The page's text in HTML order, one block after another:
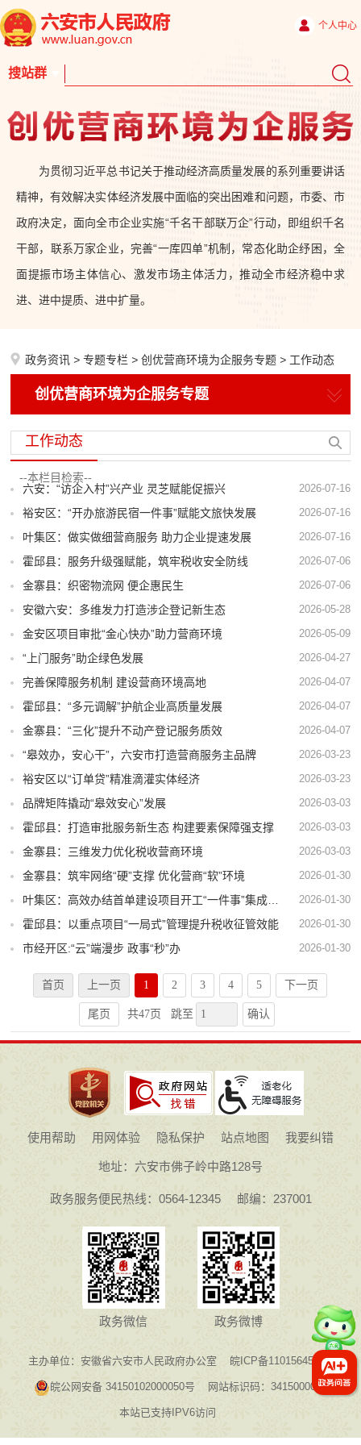
个人中心
为贯彻习近平总书记关于推动经济高质量发展的系列重要讲话
精神，有效解决实体经济发展中面临的突出困难和问题，市委、市
政府决定，面向全市企业实施“千名干部联万企”行动，即组织千名
干部，联系万家企业，完善“一库四单”机制，常态化助企纾困，全
面提振市场主体信心、激发市场主体活力，推动全市经济稳中求
进、进中提质、进中扩量。
政务资讯 > 专题专栏 > 创优营商环境为企服务专题 > 工作动态
创优营商环境为企服务专题
工作动态
六安：“访企入村”兴产业 灵芝赋能促振兴 2026-07-16
裕安区：“开办旅游民宿一件事”赋能文旅快发展 2026-07-16
叶集区：做实做细营商服务 助力企业提速发展 2026-07-16
霍邱县：服务升级强赋能，筑牢税收安全防线 2026-07-06
金寨县：织密物流网 便企惠民生 2026-07-06
安徽六安：多维发力打造涉企登记新生态 2026-05-28
金安区项目审批“金心快办”助力营商环境 2026-05-09
“上门服务”助企绿色发展 2026-04-27
完善保障服务机制 建设营商环境高地 2026-04-07
霍邱县：“多元调解”护航企业高质量发展 2026-04-07
金寨县：“三化”提升不动产登记服务质效 2026-04-07
“皋效办，安心干”，六安市打造营商服务主品牌 2026-03-23
裕安区以“订单贷”精准滴灌实体经济 2026-03-23
品牌矩阵撬动“皋效安心”发展 2026-03-03
霍邱县：打造审批服务新生态 构建要素保障强支撑 2026-03-03
金寨县：三维发力优化税收营商环境 2026-03-03
金寨县：筑牢网络“硬”支撑 优化营商“软”环境 2026-01-30
叶集区：高效办结首单建设项目开工“一件事”集成服务业务 2026-01-30
霍邱县：以重点项目“一局式”管理提升税收征管效能 2026-01-30
市经开区:“云”端漫步 政事“秒”办 2026-01-30
首页 上一页 1 2 3 4 5 下一页
尾页 共47页 跳至 确认
使用帮助 用网体验 隐私保护 站点地图 我要纠错
地址：六安市佛子岭中路128号
政务服务便民热线：0564-12345 邮编：237001
政务微信 政务微博
主办单位：安徽省六安市人民政府办公室 皖ICP备11015645号-1
皖公网安备 34150102000050号 网站标识码：3415000075
本站已支持IPV6访问